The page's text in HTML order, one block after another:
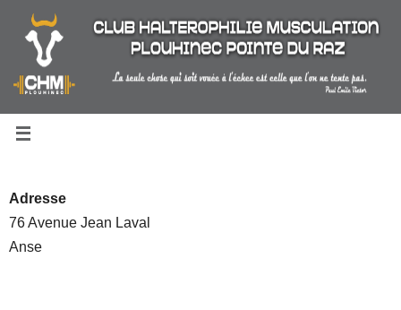
contenu
Adresse
76 Avenue Jean Laval
Anse